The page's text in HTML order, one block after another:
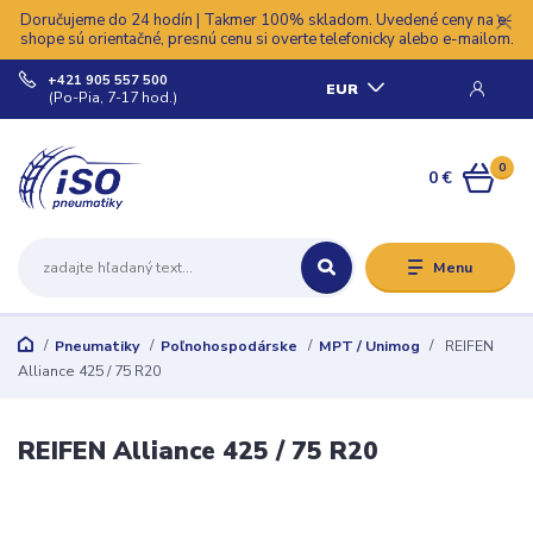
Doručujeme do 24 hodín | Takmer 100% skladom. Uvedené ceny na e-
shope sú orientačné, presnú cenu si overte telefonicky alebo e-mailom.
Menu
EUR
+421 905 557 500
(Po-Pia, 7-17 hod.)
0
0 €
Pneumatiky Poľnohospodárske MPT / Unimog
REIFEN
Alliance 425 / 75 R20
REIFEN Alliance 425 / 75 R20